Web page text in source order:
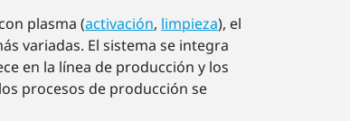
plasma (activación, limpieza), el
variadas. El sistema se integra
en la línea de producción y los
procesos de producción se